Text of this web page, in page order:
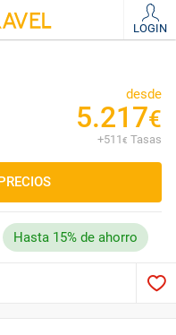
LOGIN
desde
5.217€
+511€ Tasas
Hasta 15% de ahorro